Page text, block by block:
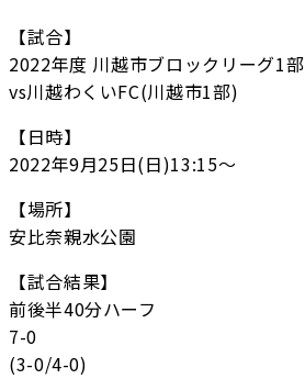
【試合】
2022年度 川越市ブロックリーグ1部
vs川越わくいFC(川越市1部)
【日時】
2022年9月25日(日)13:15〜
【場所】
安比奈親水公園
【試合結果】
前後半40分ハーフ
7-0
(3-0/4-0)